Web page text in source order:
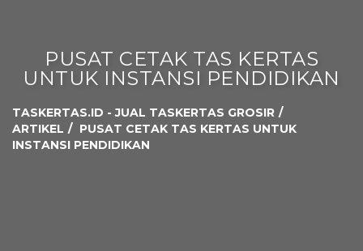
PUSAT CETAK TAS KERTAS
UNTUK INSTANSI PENDIDIKAN
TASKERTAS.ID - JUAL TASKERTAS GROSIR
ARTIKEL
PUSAT CETAK TAS KERTAS UNTUK
INSTANSI PENDIDIKAN